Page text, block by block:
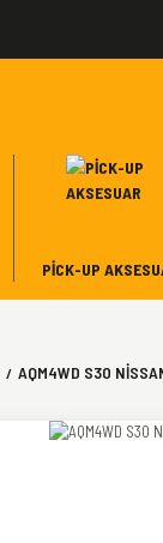
PICK-UP
AQM4WD S30